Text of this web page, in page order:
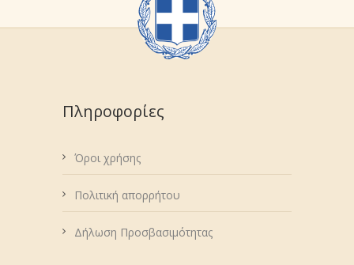
Πληροφορίες
Όροι χρήσης
Πολιτική απορρήτου
Δήλωση Προσβασιμότητας